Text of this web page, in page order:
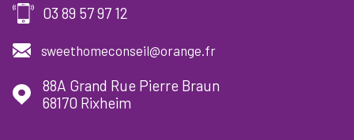
03 89 57 97 12
sweethomeconseil@orange.fr
88A Grand Rue Pierre Braun
68170
Rixheim